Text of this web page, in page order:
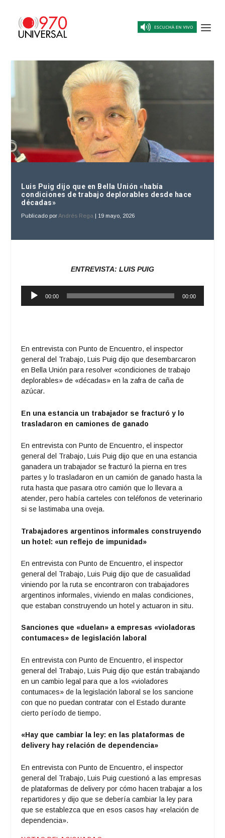
Luis Puig dijo que en Bella Unión «había
condiciones de trabajo deplorables desde hace
décadas»
Publicado porAndrés Rega | 19 mayo, 2026
ENTREVISTA: LUIS PUIG
Reproductor
00:00 00:00
En entrevista con Punto de Encuentro, el inspector
general del Trabajo, Luis Puig dijo que desembarcaron
en Bella Unión para resolver «condiciones de trabajo
deplorables» de «décadas» en la zafra de caña de
azúcar.
En una estancia un trabajador se fracturó y lo
trasladaron en camiones de ganado
En entrevista con Punto de Encuentro, el inspector
general del Trabajo, Luis Puig dijo que en una estancia
ganadera un trabajador se fracturó la pierna en tres
partes y lo trasladaron en un camión de ganado hasta la
ruta hasta que pasara otro camión que lo llevara a
atender, pero había carteles con teléfonos de veterinario
si se lastimaba una oveja.
Trabajadores argentinos informales construyendo
un hotel: «un reflejo de impunidad»
En entrevista con Punto de Encuentro, el inspector
general del Trabajo, Luis Puig dijo que de casualidad
viniendo por la ruta se encontraron con trabajadores
argentinos informales, viviendo en malas condiciones,
que estaban construyendo un hotel y actuaron in situ.
Sanciones que «duelan» a empresas «violadoras
contumaces» de legislación laboral
En entrevista con Punto de Encuentro, el inspector
general del Trabajo, Luis Puig dijo que están trabajando
en un cambio legal para que a los «violadores
contumaces» de la legislación laboral se los sancione
con que no puedan contratar con el Estado durante
cierto período de tiempo.
«Hay que cambiar la ley: en las plataformas de
delivery hay relación de dependencia»
En entrevista con Punto de Encuentro, el inspector
general del Trabajo, Luis Puig cuestionó a las empresas
de plataformas de delivery por cómo hacen trabajar a los
repartidores y dijo que se debería cambiar la ley para
que se establezca que en esos casos hay «relación de
dependencia».